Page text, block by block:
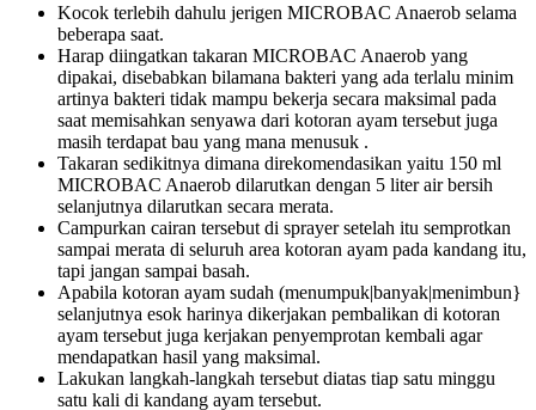
Kocok terlebih dahulu jerigen MICROBAC Anaerob selama
beberapa saat.
Harap diingatkan takaran MICROBAC Anaerob yang
dipakai, disebabkan bilamana bakteri yang ada terlalu minim
artinya bakteri tidak mampu bekerja secara maksimal pada
saat memisahkan senyawa dari kotoran ayam tersebut juga
masih terdapat bau yang mana menusuk .
Takaran sedikitnya dimana direkomendasikan yaitu 150 ml
MICROBAC Anaerob dilarutkan dengan 5 liter air bersih
selanjutnya dilarutkan secara merata.
Campurkan cairan tersebut di sprayer setelah itu semprotkan
sampai merata di seluruh area kotoran ayam pada kandang itu,
tapi jangan sampai basah.
Apabila kotoran ayam sudah (menumpuk|banyak|menimbun}
selanjutnya esok harinya dikerjakan pembalikan di kotoran
ayam tersebut juga kerjakan penyemprotan kembali agar
mendapatkan hasil yang maksimal.
Lakukan langkah-langkah tersebut diatas tiap satu minggu
satu kali di kandang ayam tersebut.